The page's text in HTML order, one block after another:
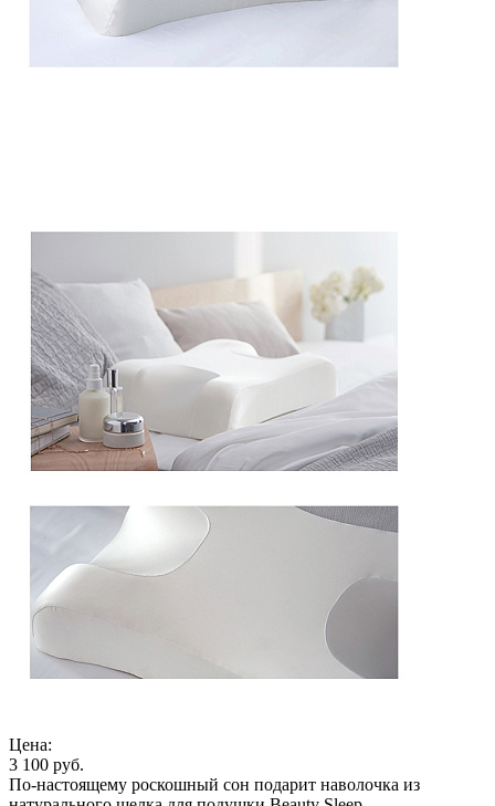
Цена:
3 100 руб.
По-настоящему роскошный сон подарит наволочка из